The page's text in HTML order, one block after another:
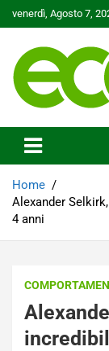
to
venerdì, Agosto 7,
Ecoo.it
Home
Alexander
4 anni